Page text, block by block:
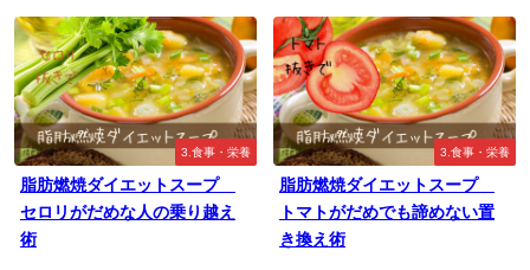
3.食事・栄養
脂肪燃焼ダイエットスープ
セロリがだめな人の乗り越え
術
3.食事・栄養
脂肪燃焼ダイエットスープ
トマトがだめでも諦めない置
き換え術